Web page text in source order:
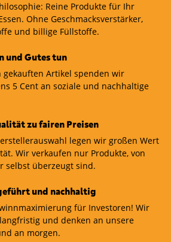
Reine Produkte für Ihr
Ohne Geschmacksverstärker,
und billige Füllstoffe.
und Gutes tun
gekauften Artikel spenden wir
5 Cent an soziale und nachhaltige
zu fairen Preisen
legen wir großen Wert
Wir verkaufen nur Produkte, von
selbst überzeugt sind.
und nachhaltig
für Investoren! Wir
und denken an unsere
an morgen.